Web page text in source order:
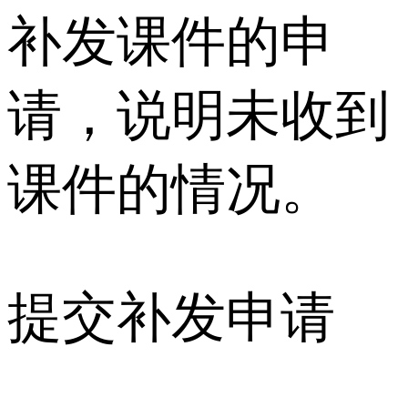
补发课件的申
请，说明未收到
课件的情况。
提交补发申请